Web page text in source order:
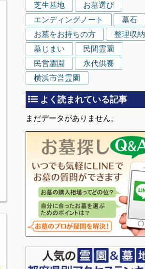
芝生墓地
お墓選び
エンディングノート
墓石
お墓をお持ちの方
整理収納
墓じまい
民間霊園
民営霊園
永代供養
横浜市営霊園
よく読まれている記事
まだデータがありません。